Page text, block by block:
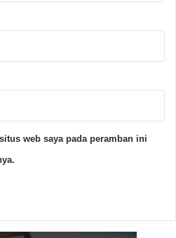
yang ada dalam
yang menggunkan teks atau
Terorisme
web saya pada peramban ini